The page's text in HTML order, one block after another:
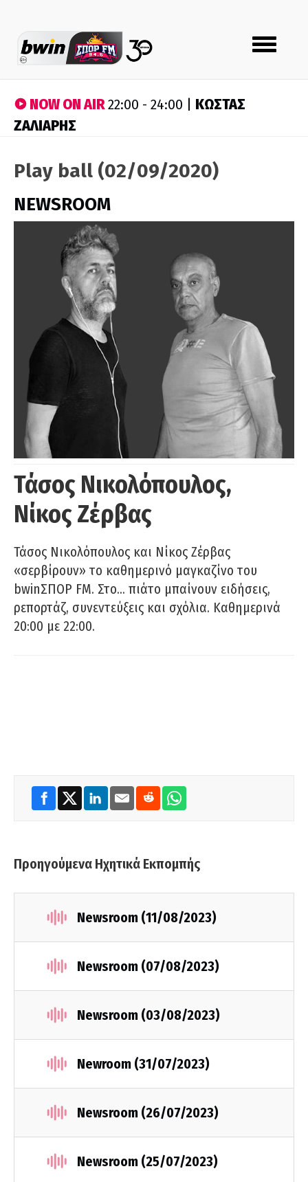
Toggle
navigation
NOW ON AIR22:00 - 24:00 | ΚΩΣΤΑΣ
ΖΑΛΙΑΡΗΣ
Play ball (02/09/2020)
NEWSROOM
Τάσος Νικολόπουλος,
Νίκος Ζέρβας
Τάσος Νικολόπουλος και Νίκος Ζέρβας
«σερβίρουν» το καθημερινό μαγκαζίνο του
bwinΣΠΟΡ FM. Στο… πιάτο μπαίνουν ειδήσεις,
ρεπορτάζ, συνεντεύξεις και σχόλια. Καθημερινά
20:00 με 22:00.
Προηγούμενα Ηχητικά Εκπομπής
Newsroom (11/08/2023)
Newsroom (07/08/2023)
Newsroom (03/08/2023)
Newroom (31/07/2023)
Newsroom (26/07/2023)
Newsroom (25/07/2023)